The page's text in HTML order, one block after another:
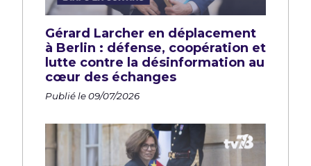
Gérard Larcher en déplacement
à Berlin : défense, coopération et
lutte contre la désinformation au
cœur des échanges
Publié le 09/07/2026